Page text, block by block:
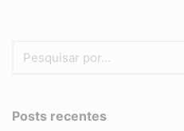
Posts recentes